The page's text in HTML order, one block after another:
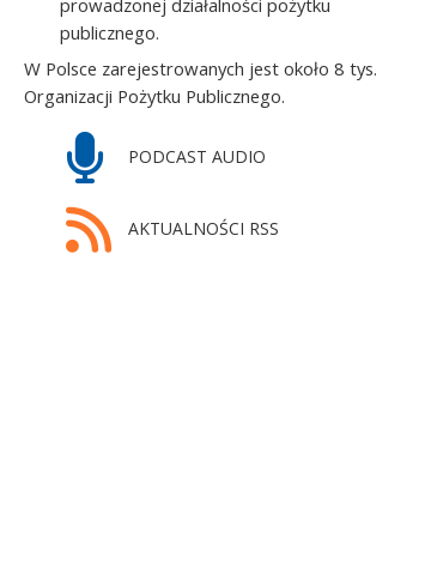
publicznego.
W Polsce zarejestrowanych jest około 8 tys.
Organizacji Pożytku Publicznego.
PODCAST AUDIO
AKTUALNOŚCI RSS